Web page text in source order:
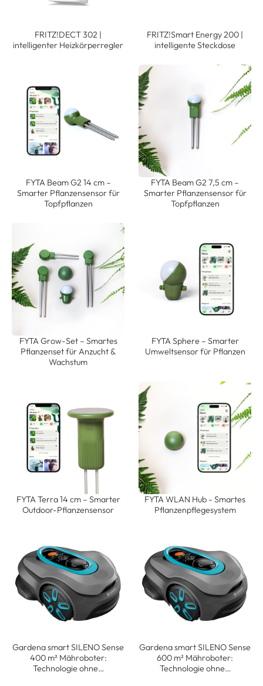
FRITZ!DECT 302 |
intelligenter Heizkörperregler
FRITZ!Smart Energy 200 |
intelligente Steckdose
FYTA Beam G2 14 cm –
Smarter Pflanzensensor für
Topfpflanzen
FYTA Beam G2 7,5 cm –
Smarter Pflanzensensor für
Topfpflanzen
FYTA Grow-Set – Smartes
Pflanzenset für Anzucht &
Wachstum
FYTA Sphere – Smarter
Umweltsensor für Pflanzen
FYTA Terra 14 cm – Smarter
Outdoor-Pflanzensensor
FYTA WLAN Hub - Smartes
Pflanzenpflegesystem
Gardena smart SILENO Sense
400 m² Mähroboter:
Technologie ohne…
Gardena smart SILENO Sense
600 m² Mähroboter:
Technologie ohne…